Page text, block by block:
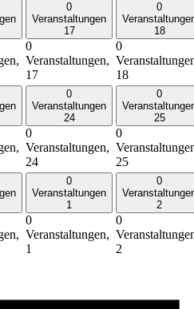
0
Veranstaltungen
17
0
Veranstaltungen,
17
0
18
0
18
0
Veranstaltungen
24
0
Veranstaltungen,
24
0
25
0
25
0
Veranstaltungen
1
0
Veranstaltungen,
1
0
2
0
2